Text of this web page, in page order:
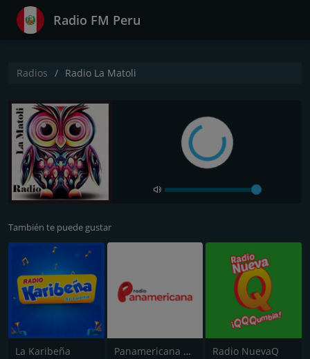
Radio FM Peru
Radios Radio La Matoli
También te puede gustar
La Karibeña Panamericana Radio Radio NuevaQ